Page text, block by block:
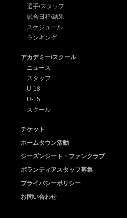
選手/スタッフ
試合日程/結果
スケジュール
ランキング
アカデミー/スクール
ニュース
スタッフ
U-18
U-15
スクール
チケット
ホームタウン活動
シーズンシート・ファンクラブ
ボランティアスタッフ募集
プライバシーポリシー
お問い合わせ